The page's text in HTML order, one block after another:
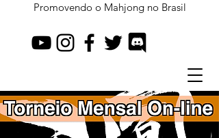
Promovendo o Mahjong no Brasil